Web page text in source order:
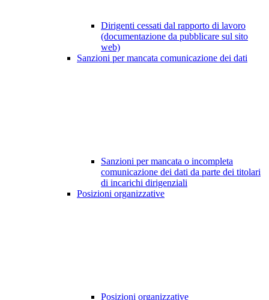
Dirigenti cessati dal rapporto di lavoro
(documentazione da pubblicare sul sito
web)
Sanzioni per mancata comunicazione dei dati
Sanzioni per mancata o incompleta
comunicazione dei dati da parte dei titolari
di incarichi dirigenziali
Posizioni organizzative
Posizioni organizzative